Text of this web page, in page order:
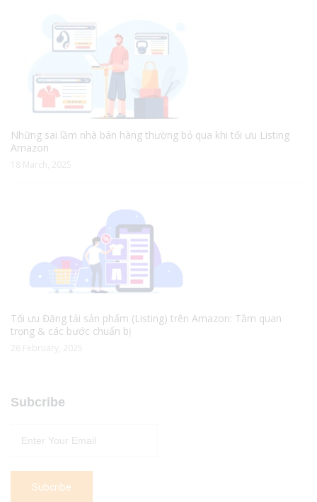
Những sai lầm nhà bán hàng thường bỏ qua khi tối ưu Listing
Amazon
18 March, 2025
Tối ưu Đăng tải sản phẩm (Listing) trên Amazon: Tầm quan
trọng & các bước chuẩn bị
26 February, 2025
Subcribe